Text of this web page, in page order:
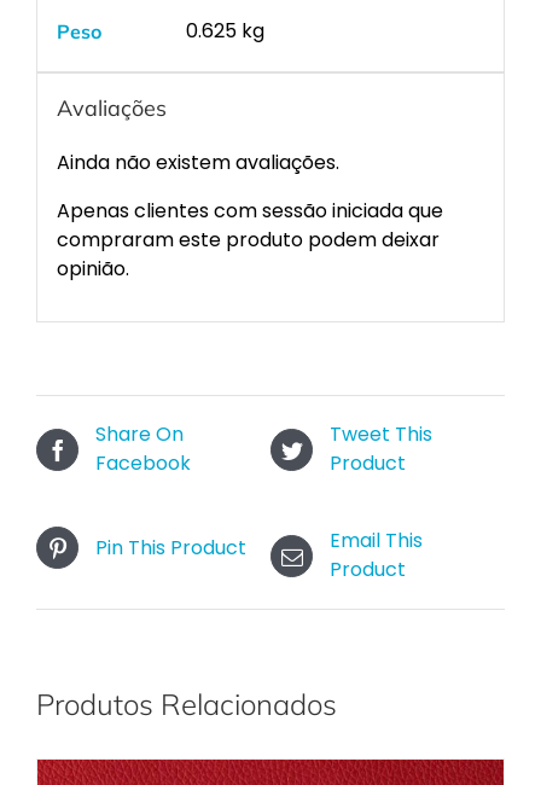
Peso 0.625 kg
Avaliações
Ainda não existem avaliações.
Apenas clientes com sessão iniciada que
compraram este produto podem deixar
opinião.
Share On
Facebook
Tweet This
Product
Pin This Product
Email This
Product
Produtos Relacionados